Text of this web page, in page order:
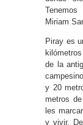
Miriam
Piray es
de la
y 20
metros
les
y vivir.